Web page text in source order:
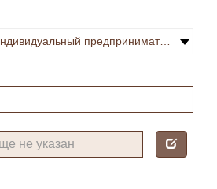
Физическое лицо, индивидуальный предприниматель или самозанятый